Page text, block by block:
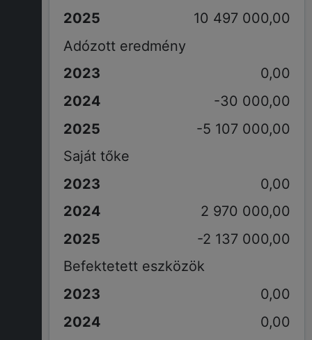
10 497 000,00
Adózott eredmény
0,00
-30 000,00
-5 107 000,00
Saját tőke
0,00
2 970 000,00
-2 137 000,00
Befektetett eszközök
0,00
0,00